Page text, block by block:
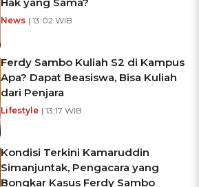
News | 13:02 WIB
Ferdy Sambo Kuliah S2 di Kampus
Apa? Dapat Beasiswa, Bisa Kuliah
dari Penjara
Lifestyle | 13:17 WIB
Kondisi Terkini Kamaruddin
Simanjuntak, Pengacara yang
Bongkar Kasus Ferdy Sambo